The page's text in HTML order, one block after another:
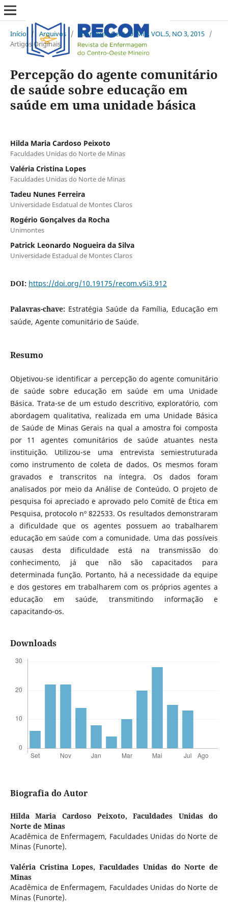
Início / Arquivos / R. Enferm. Cent. O. Min. VOL.5, NO 3, 2015 /
Artigos Originais
Percepção do agente comunitário
de saúde sobre educação em
saúde em uma unidade básica
Hilda Maria Cardoso Peixoto
Faculdades Unidas do Norte de Minas
Valéria Cristina Lopes
Faculdades Unidas do Norte de Minas
Tadeu Nunes Ferreira
Universidade Esdatual de Montes Claros
Rogério Gonçalves da Rocha
Unimontes
Patrick Leonardo Nogueira da Silva
Universidade Estadual de Montes Claros
DOI: https://doi.org/10.19175/recom.v5i3.912
Palavras-chave: Estratégia Saúde da Família, Educação em
saúde, Agente comunitário de Saúde.
Resumo
Objetivou-se identificar a percepção do agente comunitário
de saúde sobre educação em saúde em uma Unidade
Básica. Trata-se de um estudo descritivo, exploratório, com
abordagem qualitativa, realizada em uma Unidade Básica
de Saúde de Minas Gerais na qual a amostra foi composta
por 11 agentes comunitários de saúde atuantes nesta
instituição. Utilizou-se uma entrevista semiestruturada
como instrumento de coleta de dados. Os mesmos foram
gravados e transcritos na íntegra. Os dados foram
analisados por meio da Análise de Conteúdo. O projeto de
pesquisa foi apreciado e aprovado pelo Comitê de Ética em
Pesquisa, protocolo nº 822533. Os resultados demonstraram
a dificuldade que os agentes possuem ao trabalharem
educação em saúde com a comunidade. Uma das possíveis
causas desta dificuldade está na transmissão do
conhecimento, já que não são capacitados para
determinada função. Portanto, há a necessidade da equipe
e dos gestores em trabalharem com os próprios agentes a
educação em saúde, transmitindo informação e
capacitando-os.
Downloads
Biografia do Autor
Hilda Maria Cardoso Peixoto,Faculdades Unidas do
Norte de Minas
Acadêmica de Enfermagem, Faculdades Unidas do Norte de
Minas (Funorte).
Valéria Cristina Lopes,Faculdades Unidas do Norte de
Minas
Acadêmica de Enfermagem, Faculdades Unidas do Norte de
Minas (Funorte).